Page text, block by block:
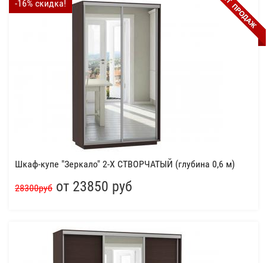
-16% скидка!
Шкаф-купе "Зеркало" 2-Х СТВОРЧАТЫЙ (глубина 0,6 м)
28300руб от 23850 руб